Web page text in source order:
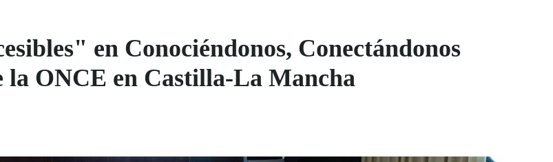
en Conociéndonos, Conectándonos
la ONCE en Castilla-La Mancha